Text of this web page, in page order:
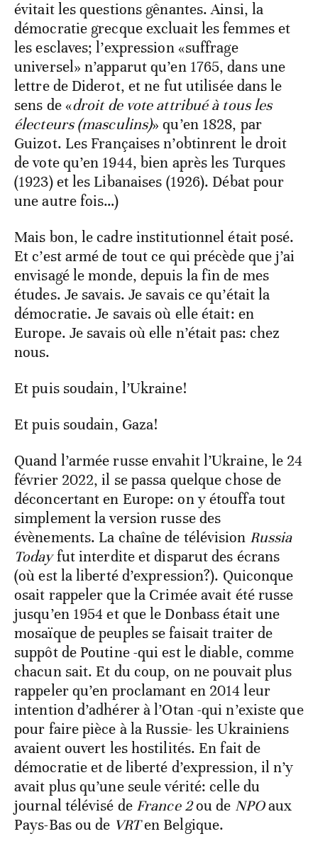
évitait les questions gênantes. Ainsi, la
démocratie grecque excluait les femmes et
les esclaves; l’expression «suffrage
universel» n’apparut qu’en 1765, dans une
lettre de Diderot, et ne fut utilisée dans le
sens de «droit de vote attribué à tous les
électeurs (masculins)» qu’en 1828, par
Guizot. Les Françaises n’obtinrent le droit
de vote qu’en 1944, bien après les Turques
(1923) et les Libanaises (1926). Débat pour
une autre fois…)
Mais bon, le cadre institutionnel était posé.
Et c’est armé de tout ce qui précède que j’ai
envisagé le monde, depuis la fin de mes
études. Je savais. Je savais ce qu’était la
démocratie. Je savais où elle était: en
Europe. Je savais où elle n’était pas: chez
nous.
Et puis soudain, l’Ukraine!
Et puis soudain, Gaza!
Quand l’armée russe envahit l’Ukraine, le 24
février 2022, il se passa quelque chose de
déconcertant en Europe: on y étouffa tout
simplement la version russe des
évènements. La chaîne de télévision Russia
Todayfut interdite et disparut des écrans
(où est la liberté d’expression?). Quiconque
osait rappeler que la Crimée avait été russe
jusqu’en 1954 et que le Donbass était une
mosaïque de peuples se faisait traiter de
suppôt de Poutine -qui est le diable, comme
chacun sait. Et du coup, on ne pouvait plus
rappeler qu’en proclamant en 2014 leur
intention d’adhérer à l’Otan -qui n’existe que
pour faire pièce à la Russie- les Ukrainiens
avaient ouvert les hostilités. En fait de
démocratie et de liberté d’expression, il n’y
avait plus qu’une seule vérité: celle du
journal télévisé de France 2ou de NPOaux
Pays-Bas ou de VRTen Belgique.